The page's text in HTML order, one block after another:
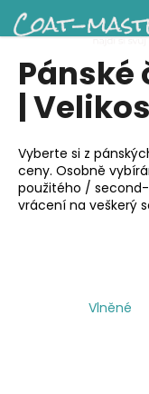
Přejít
na
obsah
Pánské
|
Vyberte si z
ceny. Osobně
použitého /
vrácení na veškerý
Vlněné
o
C
o
p
o
t
ř